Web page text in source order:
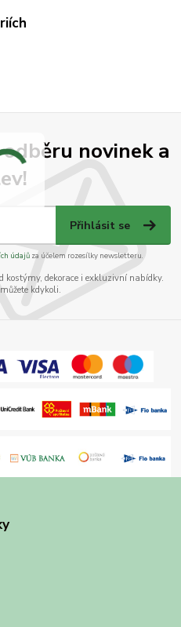
novinek a
Přihlásit se
údajůza účelem rozesílky newsletteru.
dekorace i exkluzivní nabídky.
kdykoli.